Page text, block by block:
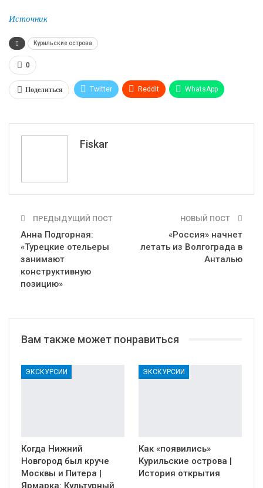
Источник
Курильские острова
0
Поделиться Twitter ReddIt WhatsApp
Fiskar
ПРЕДЫДУЩИЙ ПОСТ
Анна Подгорная:
«Турецкие отельеры
занимают
конструктивную
позицию»
НОВЫЙ ПОСТ
«Россия» начнет
летать из Волгограда в
Анталью
Вам также может понравиться
ЭКСКУРСИИ
Когда Нижний
Новгород был круче
Москвы и Питера |
Ярмарка: Культурный
ЭКСКУРСИИ
Как «появились»
Курильские острова |
История открытия